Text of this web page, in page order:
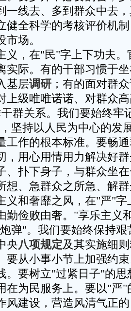
一线去、多到群众中去
健全科学的考核评价机
场。
义，在"民"字上下功夫
实际。有的干部习惯于
基层调研 ；有的面对群
上级唯唯诺诺、对群众
群关系。我们要始终牢
坚持以人民为中心的发
工作的根本标准。要畅
，用心用情用力解决好
、扑下身子，与群众坐
想、急群众之所急、解
义和奢靡之风，在"严"
勤俭败由奢。"享乐主义
弹"。我们要始终保持
央八项规定及其实施细
要从小事小节上加强约
。要树立"过紧日子"的
在为民服务上。要以"严
风建设，营造风清气正